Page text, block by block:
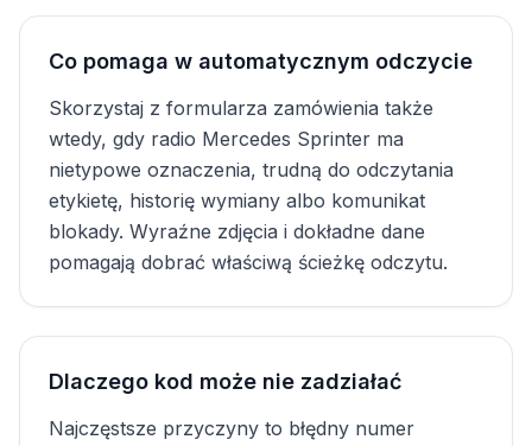
Co pomaga w automatycznym odczycie
Skorzystaj z formularza zamówienia także
wtedy, gdy radio Mercedes Sprinter ma
nietypowe oznaczenia, trudną do odczytania
etykietę, historię wymiany albo komunikat
blokady. Wyraźne zdjęcia i dokładne dane
pomagają dobrać właściwą ścieżkę odczytu.
Dlaczego kod może nie zadziałać
Najczęstsze przyczyny to błędny numer